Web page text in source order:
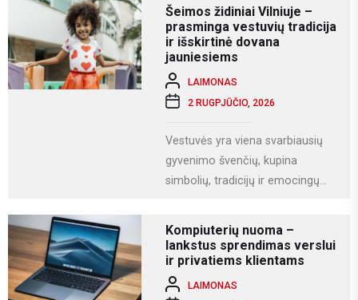
Šeimos židiniai Vilniuje –
prasminga vestuvių tradicija
ir išskirtinė dovana
jauniesiems
LAIMONAS
2 RUGPJŪČIO, 2026
Vestuvės yra viena svarbiausių
gyvenimo švenčių, kupina
simbolių, tradicijų ir emocingų
vestuvių...
Kompiuterių nuoma –
lankstus sprendimas verslui
ir privatiems klientams
LAIMONAS